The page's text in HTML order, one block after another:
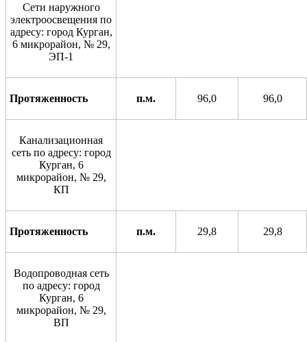
Сети наружного
электроосвещения по
адресу: город Курган,
6 микрорайон, № 29,
ЭП-1
Протяженность п.м. 96,0 96,0
Канализационная
сеть по адресу: город
Курган, 6
микрорайон, № 29,
КП
Протяженность п.м. 29,8 29,8
Водопроводная сеть
по адресу: город
Курган, 6
микрорайон, № 29,
ВП